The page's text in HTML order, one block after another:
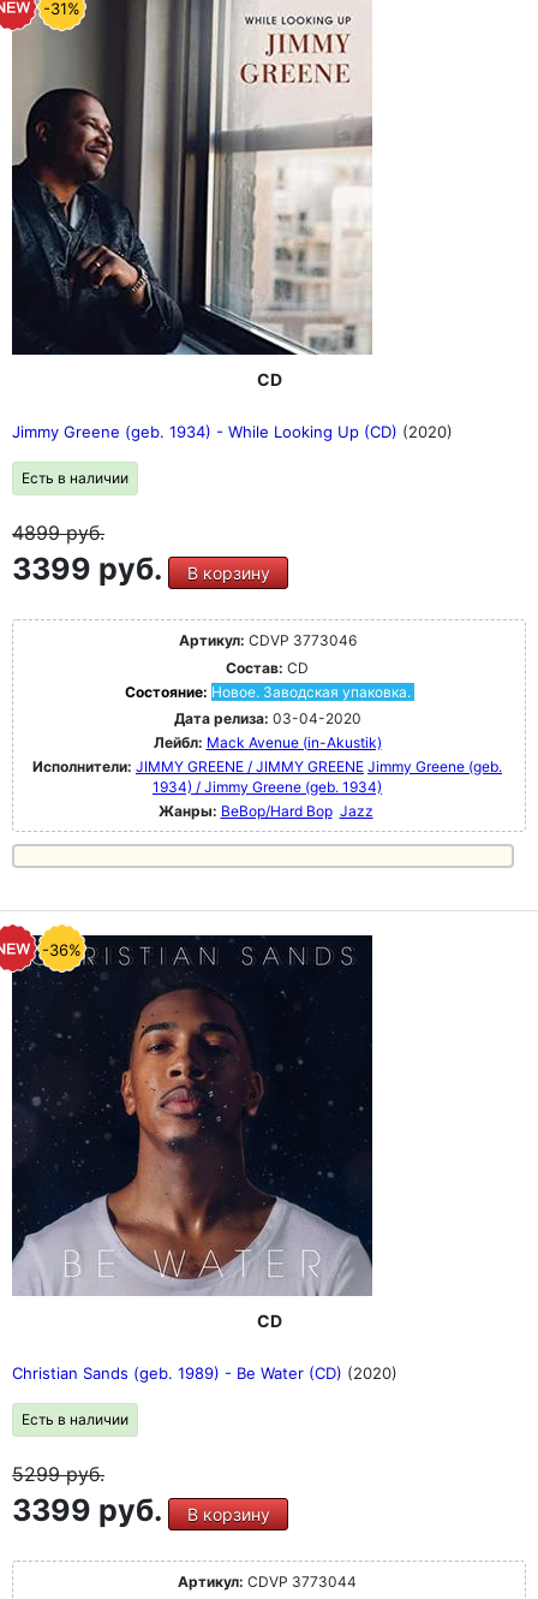
-31%
CD
Jimmy Greene (geb. 1934) - While Looking Up (CD) (2020)
Есть в наличии
4899руб.
3399 руб. В корзину
Артикул: CDVP 3773046
Состав: CD
Состояние: Новое. Заводская упаковка.
Дата релиза: 03-04-2020
Лейбл: Mack Avenue (in-Akustik)
Исполнители: JIMMY GREENE / JIMMY GREENE Jimmy Greene (geb.
1934) / Jimmy Greene (geb. 1934)
Жанры: BeBop/Hard Bop Jazz
-36%
CD
Christian Sands (geb. 1989) - Be Water (CD) (2020)
Есть в наличии
5299руб.
3399 руб. В корзину
Артикул: CDVP 3773044